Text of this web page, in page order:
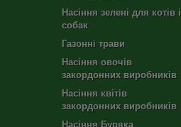
Насіння зелені для котів і
собак
Газонні трави
Насіння овочів
закордонних виробників
Насіння квітів
закордонних виробників
Насіння Буряка